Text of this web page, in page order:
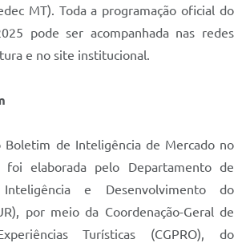
MT). Toda a programação oficial do
pode ser acompanhada nas redes
e no site institucional.
Boletim de Inteligência de Mercado no
foi elaborada pelo Departamento de
Inteligência e Desenvolvimento do
por meio da Coordenação-Geral de
Turísticas (CGPRO), do